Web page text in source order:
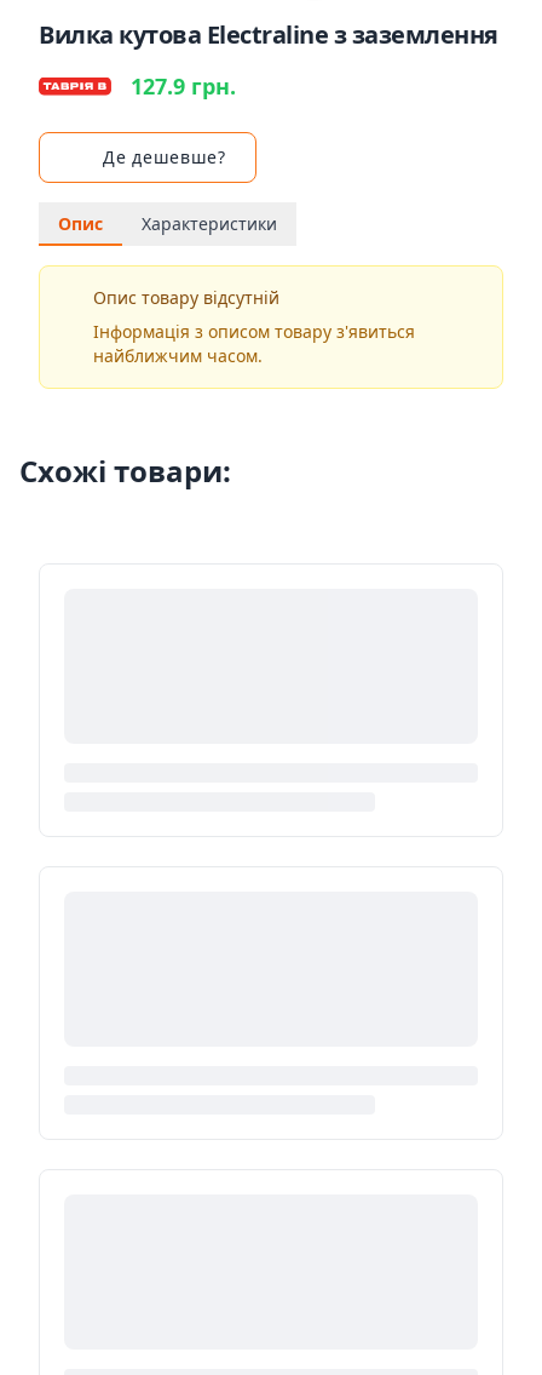
Вилка кутова Electraline з заземлення
127.9 грн.
Де дешевше?
Опис Характеристики
Опис товару відсутній
Інформація з описом товару з'явиться
найближчим часом.
Схожі товари: